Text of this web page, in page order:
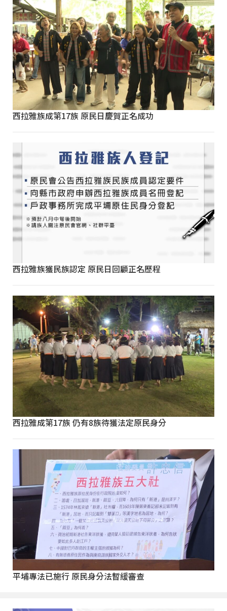
西拉雅族成第17族 原民日慶賀正名成功
西拉雅族獲民族認定 原民日回顧正名歷程
西拉雅成第17族 仍有8族待獲法定原民身分
平埔專法已施行 原民身分法暫緩審查